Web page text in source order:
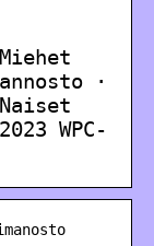
·
WPC-